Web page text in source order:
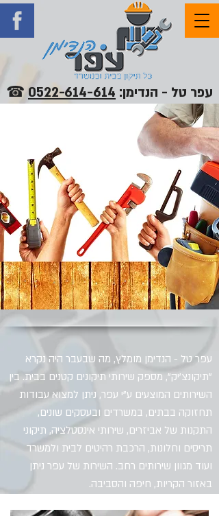
עפר טל - הנדימן: 0522-614-614
☎
עפר טל - הנדימן מומלץ, מה שבעבר היה נקרא
"תיקונצ'יק", מספק שירותי תיקונים קטנים בבית. בין
השירותים המוצעים ע"י עפר, ניתן למצוא עבודות
תחזוקה בבתים, במשרדים ובעסקים שונים,
התקנות של אביזרים, שירותי אינסטלציה, תיקוני
תריסים וחלונות, הרכבת רהיטים לבית ולמשרד
ועוד מגוון שירותים רחב. השירות של עפר ניתן
באזור הקריות, חיפה והסביבה.